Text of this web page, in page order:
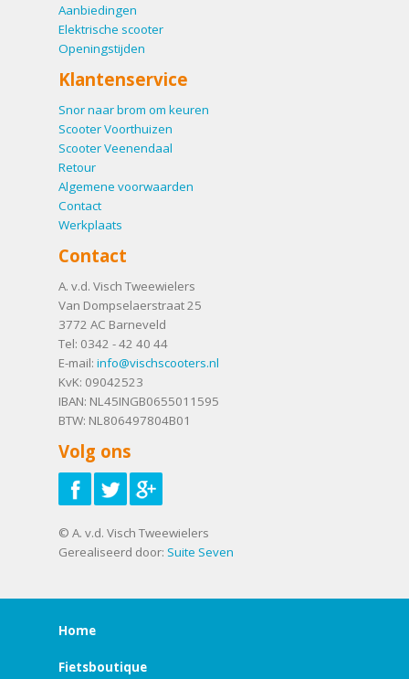
Aanbiedingen
Elektrische scooter
Openingstijden
Klantenservice
Snor naar brom om keuren
Scooter Voorthuizen
Scooter Veenendaal
Retour
Algemene voorwaarden
Contact
Werkplaats
Contact
A. v.d. Visch Tweewielers
Van Dompselaerstraat 25
3772 AC Barneveld
Tel: 0342 - 42 40 44
E-mail: info@vischscooters.nl
KvK: 09042523
IBAN: NL45INGB0655011595
BTW: NL806497804B01
Volg ons
© A. v.d. Visch Tweewielers
Gerealiseerd door: Suite Seven
Home
Fietsboutique